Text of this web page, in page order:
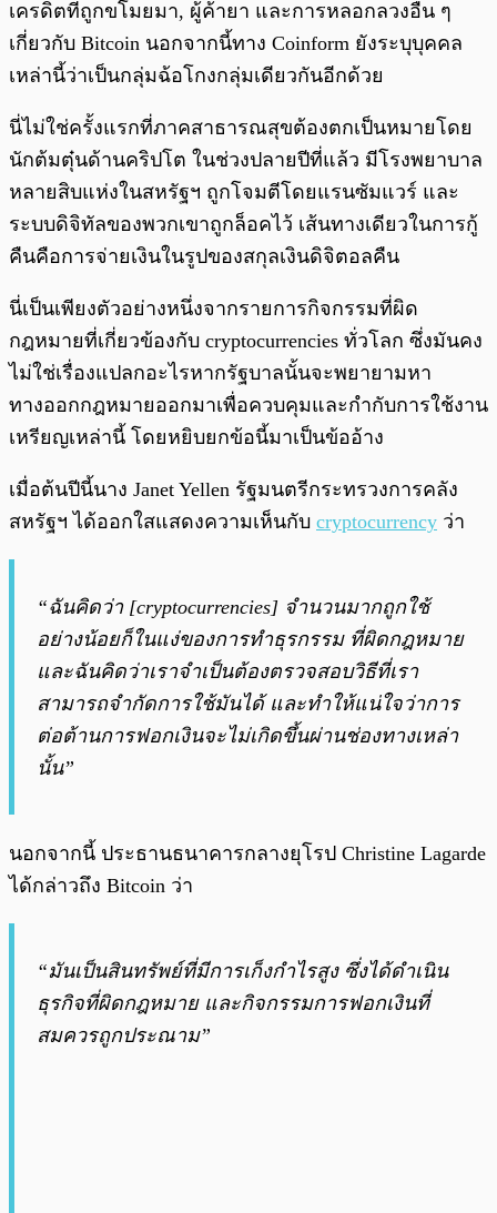
เครดิตที่ถูกขโมยมา, ผู้ค้ายา และการหลอกลวงอื่น ๆ
เกี่ยวกับ Bitcoin นอกจากนี้ทาง Coinform ยังระบุบุคคล
เหล่านี้ว่าเป็นกลุ่มฉ้อโกงกลุ่มเดียวกันอีกด้วย
นี่ไม่ใช่ครั้งแรกที่ภาคสาธารณสุขต้องตกเป็นหมายโดย
นักต้มตุ๋นด้านคริปโต ในช่วงปลายปีที่แล้ว มีโรงพยาบาล
หลายสิบแห่งในสหรัฐฯ ถูกโจมตีโดยแรนซัมแวร์ และ
ระบบดิจิทัลของพวกเขาถูกล็อคไว้ เส้นทางเดียวในการกู้
คืนคือการจ่ายเงินในรูปของสกุลเงินดิจิตอลคืน
นี่เป็นเพียงตัวอย่างหนึ่งจากรายการกิจกรรมที่ผิด
กฎหมายที่เกี่ยวข้องกับ cryptocurrencies ทั่วโลก ซึ่งมันคง
ไม่ใช่เรื่องแปลกอะไรหากรัฐบาลนั้นจะพยายามหา
ทางออกกฎหมายออกมาเพื่อควบคุมและกำกับการใช้งาน
เหรียญเหล่านี้ โดยหยิบยกข้อนี้มาเป็นข้ออ้าง
เมื่อต้นปีนี้นาง Janet Yellen รัฐมนตรีกระทรวงการคลัง
สหรัฐฯ ได้ออกใสแสดงความเห็นกับ cryptocurrency ว่า
“ฉันคิดว่า [cryptocurrencies] จำนวนมากถูกใช้
อย่างน้อยก็ในแง่ของการทำธุรกรรม ที่ผิดกฎหมาย
และฉันคิดว่าเราจำเป็นต้องตรวจสอบวิธีที่เรา
สามารถจำกัดการใช้มันได้ และทำให้แน่ใจว่าการ
ต่อต้านการฟอกเงินจะไม่เกิดขึ้นผ่านช่องทางเหล่า
นั้น”
นอกจากนี้ ประธานธนาคารกลางยุโรป Christine Lagarde
ได้กล่าวถึง Bitcoin ว่า
“มันเป็นสินทรัพย์ที่มีการเก็งกำไรสูง ซึ่งได้ดำเนิน
ธุรกิจที่ผิดกฎหมาย และกิจกรรมการฟอกเงินที่
สมควรถูกประณาม”